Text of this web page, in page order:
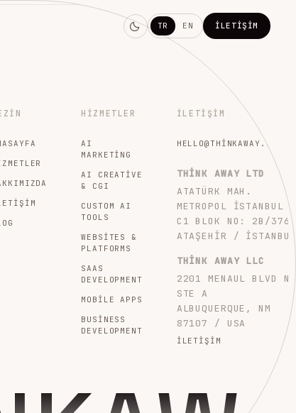
TR EN İLETIŞIM
HIZMETLER
AI
MARKETING
AI CREATIVE
& CGI
CUSTOM AI
TOOLS
WEBSITES &
PLATFORMS
SAAS
DEVELOPMENT
MOBILE APPS
BUSINESS
DEVELOPMENT
İLETIŞIM
THINK AWAY LTD
ATATÜRK MAH.
METROPOL İSTANBUL
C1 BLOK NO: 2B/376
ATAŞEHIR / İSTANBUL
THINK AWAY LLC
2201 MENAUL BLVD NE
STE A
ALBUQUERQUE, NM
87107 / USA
İLETIŞIM